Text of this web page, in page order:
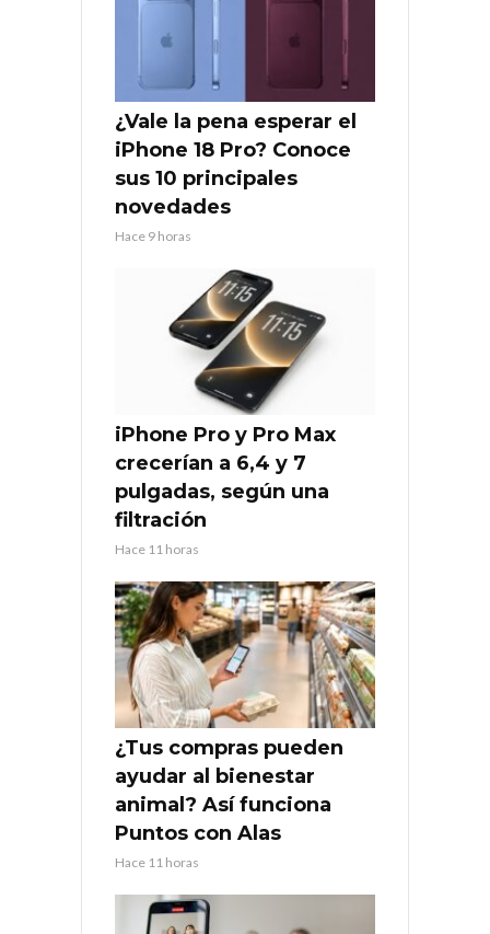
¿Vale la pena esperar el
iPhone 18 Pro? Conoce
sus 10 principales
novedades
Hace 9 horas
iPhone Pro y Pro Max
crecerían a 6,4 y 7
pulgadas, según una
filtración
Hace 11 horas
¿Tus compras pueden
ayudar al bienestar
animal? Así funciona
Puntos con Alas
Hace 11 horas